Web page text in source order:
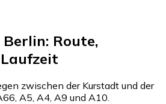
Route,
zwischen der Kurstadt und der
A5, A4, A9 und A10.